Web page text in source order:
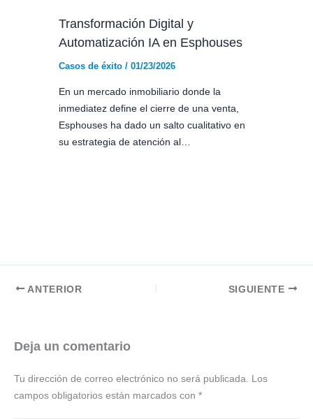
Transformación Digital y
Automatización IA en Esphouses
Casos de éxito / 01/23/2026
En un mercado inmobiliario donde la
inmediatez define el cierre de una venta,
Esphouses ha dado un salto cualitativo en
su estrategia de atención al…
ANTERIOR SIGUIENTE
Deja un comentario
Tu dirección de correo electrónico no será publicada.
Los
campos obligatorios están marcados con *